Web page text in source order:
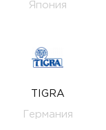
Япония
TIGRA
Германия